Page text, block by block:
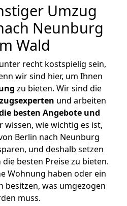
Umzug
Neunburg
Wald
recht kostspielig sein,
wir sind hier, um Ihnen
zu bieten. Wir sind die
und arbeiten
besten Angebote und
wissen, wie wichtig es ist,
Berlin nach Neunburg
und deshalb setzen
besten Preise zu bieten.
Wohnung haben oder ein
besitzen, was umgezogen
muss.